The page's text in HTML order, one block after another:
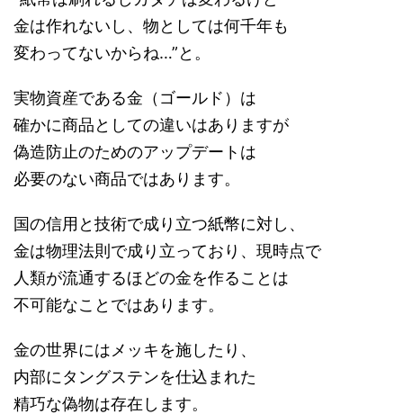
金は作れないし、物としては何千年も
変わってないからね…”と。
実物資産である金（ゴールド）は
確かに商品としての違いはありますが
偽造防止のためのアップデートは
必要のない商品ではあります。
国の信用と技術で成り立つ紙幣に対し、
金は物理法則で成り立っており、現時点で
人類が流通するほどの金を作ることは
不可能なことではあります。
金の世界にはメッキを施したり、
内部にタングステンを仕込まれた
精巧な偽物は存在します。